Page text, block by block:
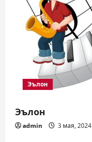
Эълон
Эълон
admin 3 мая, 2024